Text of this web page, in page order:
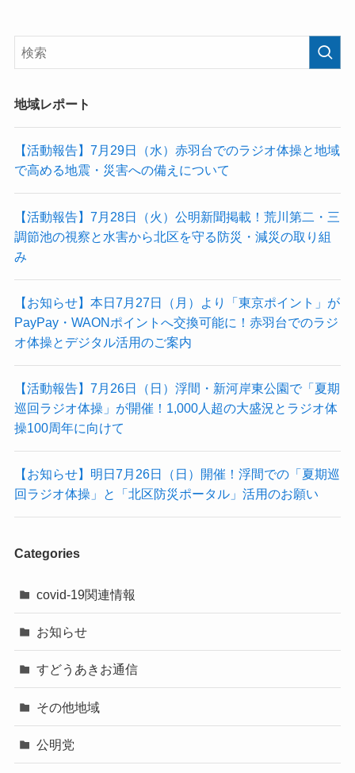
地域レポート
【活動報告】7月29日（水）赤羽台でのラジオ体操と地域
で高める地震・災害への備えについて
【活動報告】7月28日（火）公明新聞掲載！荒川第二・三
調節池の視察と水害から北区を守る防災・減災の取り組
み
【お知らせ】本日7月27日（月）より「東京ポイント」が
PayPay・WAONポイントへ交換可能に！赤羽台でのラジ
オ体操とデジタル活用のご案内
【活動報告】7月26日（日）浮間・新河岸東公園で「夏期
巡回ラジオ体操」が開催！1,000人超の大盛況とラジオ体
操100周年に向けて
【お知らせ】明日7月26日（日）開催！浮間での「夏期巡
回ラジオ体操」と「北区防災ポータル」活用のお願い
Categories
covid-19関連情報
お知らせ
すどうあきお通信
その他地域
公明党